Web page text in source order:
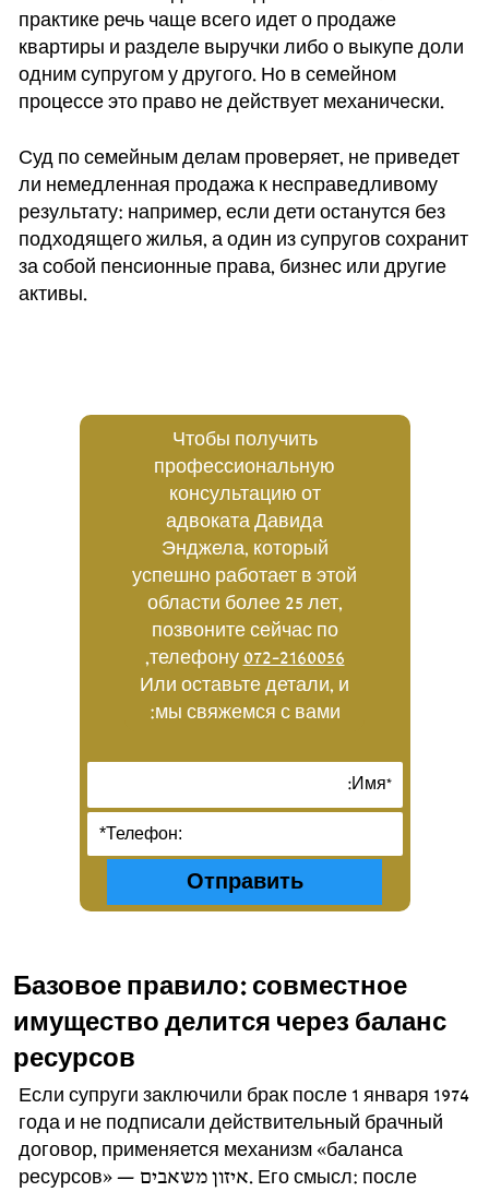
практике речь чаще всего идет о продаже
квартиры и разделе выручки либо о выкупе доли
одним супругом у другого. Но в семейном
процессе это право не действует механически.
Суд по семейным делам проверяет, не приведет
ли немедленная продажа к несправедливому
результату: например, если дети останутся без
подходящего жилья, а один из супругов сохранит
за собой пенсионные права, бизнес или другие
активы.
Чтобы получить
профессиональную
консультацию от
адвоката Давида
Энджела, который
успешно работает в этой
области более 25 лет,
позвоните сейчас по
телефону 072-2160056
,
Или оставьте детали, и
мы свяжемся с вами:
Базовое правило: совместное
имущество делится через баланс
ресурсов
Если супруги заключили брак после 1 января 1974
года и не подписали действительный брачный
договор, применяется механизм «баланса
ресурсов» — איזון משאבים. Его смысл: после